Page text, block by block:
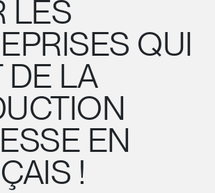
LES
QUI
DE LA
EN
!